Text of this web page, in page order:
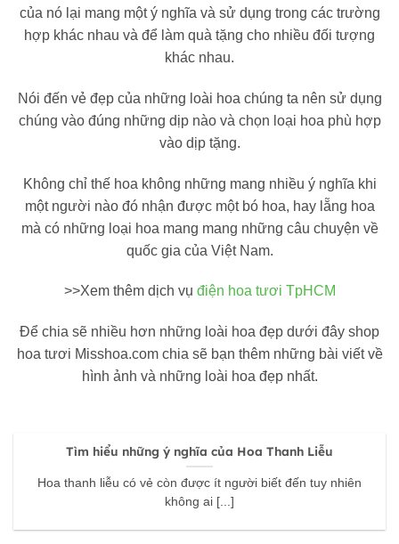
của nó lại mang một ý nghĩa và sử dụng trong các trường
hợp khác nhau và để làm quà tặng cho nhiều đối tượng
khác nhau.
Nói đến vẻ đẹp của những loài hoa chúng ta nên sử dụng
chúng vào đúng những dịp nào và chọn loại hoa phù hợp
vào dịp tặng.
Không chỉ thế hoa không những mang nhiều ý nghĩa khi
một người nào đó nhận được một bó hoa, hay lẵng hoa
mà có những loại hoa mang mang những câu chuyện về
quốc gia của Việt Nam.
>>Xem thêm dịch vụ điện hoa tươi TpHCM
Để chia sẽ nhiều hơn những loài hoa đẹp dưới đây shop
hoa tươi Misshoa.com chia sẽ bạn thêm những bài viết về
hình ảnh và những loài hoa đẹp nhất.
Tìm hiểu những ý nghĩa của Hoa Thanh Liễu
Hoa thanh liễu có vẻ còn được ít người biết đến tuy nhiên
không ai [...]